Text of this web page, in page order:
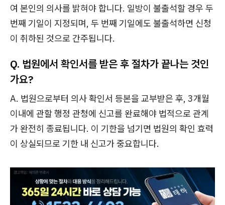
여 본인의 의사를 밝혀야 합니다. 일방이 불출석할 경우 두
번째 기일이 지정되며, 두 번째 기일에도 불출석하면 신청
이 취하된 것으로 간주됩니다.
Q. 법원에서 확인서를 받은 후 절차가 끝나는 것인
가요?
A. 법원으로부터 의사 확인서 등본을 교부받은 후, 3개월
이내에 관할 행정 관청에 신고를 완료해야 법적으로 관계
가 완전히 종료됩니다. 이 기한을 넘기면 법원의 확인 효력
이 상실되므로 기한 내 신고가 중요합니다.